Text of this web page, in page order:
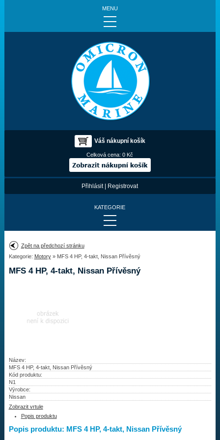
MENU
Váš nákupní košík
Celková cena:0 Kč
Přihlásit| Registrovat
KATEGORIE
Provedení:
Výrobce:
Najít vrtuli
Vrtule
Kontakty
Aktuality
Zpět na předchozí stránku
Kategorie: Motory» MFS 4 HP, 4-takt, Nissan Přívěsný
MFS 4 HP, 4-takt, Nissan Přívěsný
Název:
MFS 4 HP, 4-takt, Nissan Přívěsný
Kód produktu:
N1
Výrobce:
Nissan
Zobrazit vrtule
Popis produktu
Popis produktu: MFS 4 HP, 4-takt, Nissan Přívěsný